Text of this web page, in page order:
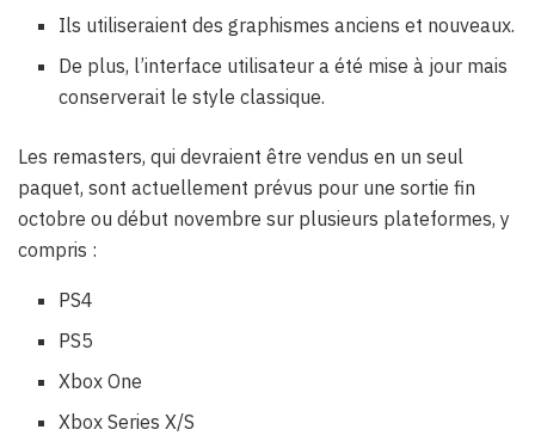
Ils utiliseraient des graphismes anciens et nouveaux.
De plus, l’interface utilisateur a été mise à jour mais
conserverait le style classique.
Les remasters, qui devraient être vendus en un seul
paquet, sont actuellement prévus pour une sortie fin
octobre ou début novembre sur plusieurs plateformes, y
compris :
PS4
PS5
Xbox One
Xbox Series X/S